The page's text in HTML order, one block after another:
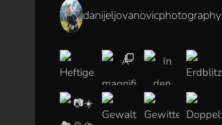
danijeljovanovicphotography